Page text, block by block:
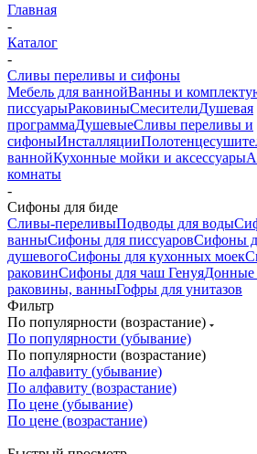
Главная
-
Каталог
-
Сливы переливы и сифоны
Мебель для ваннойВанны и
писсуарыРаковиныСмесителиДушевая
программаДушевыеСливы переливы и
сифоныИнсталляции
ваннойКухонные мойки и аксессуары
комнаты
-
Сифоны для биде
Сливы-переливыПодводы для воды
ванныСифоны для писсуаровСифоны
душевогоСифоны для кухонных моек
раковинСифоны для чаш ГенуяДонные
раковины, ванныГофры для унитазов
Фильтр
По популярности (возрастание)
По популярности (убывание)
По популярности (возрастание)
По алфавиту (убывание)
По алфавиту (возрастание)
По цене (убывание)
По цене (возрастание)